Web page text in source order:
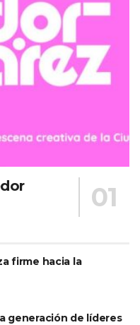
firme hacia la
generación de líderes